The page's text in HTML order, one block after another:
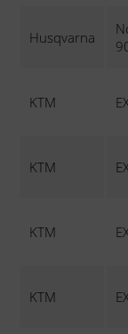
Husqvarna
KTM
KTM
KTM
KTM